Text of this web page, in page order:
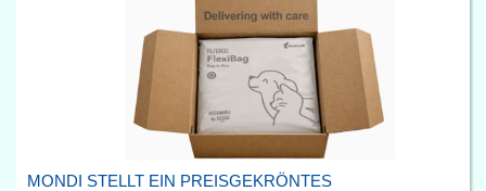
MONDI STELLT EIN PREISGEKRÖNTES